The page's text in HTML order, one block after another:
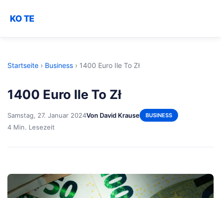
KO TE
Startseite › Business › 1400 Euro Ile To Zł
1400 Euro Ile To Zł
Samstag, 27. Januar 2024Von David Krause BUSINESS
4 Min. Lesezeit